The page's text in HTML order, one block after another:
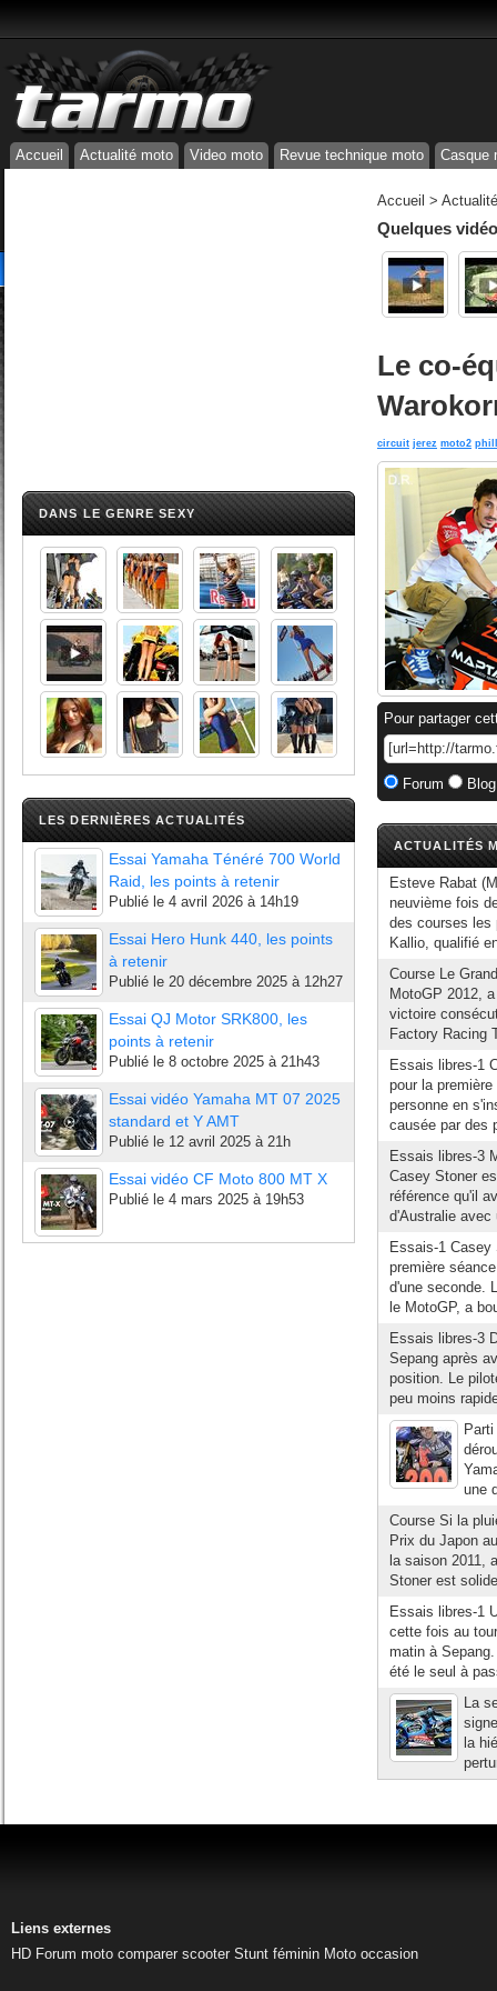
Accueil Actualité moto Video moto Revue technique moto Casque
DANS LE GENRE SEXY
LES DERNIÈRES ACTUALITÉS
Essai Yamaha Ténéré 700 World
Raid, les points à retenir
Publié le 4 avril 2026 à 14h19
Essai Hero Hunk 440, les points
à retenir
Publié le 20 décembre 2025 à 12h27
Essai QJ Motor SRK800, les
points à retenir
Publié le 8 octobre 2025 à 21h43
Essai vidéo Yamaha MT 07 2025
standard et Y AMT
Publié le 12 avril 2025 à 21h
Essai vidéo CF Moto 800 MT X
Publié le 4 mars 2025 à 19h53
Accueil >
Quelques
Le co-
circuit jerez moto2
Pour partager
Forum
ACTUALITÉS
Esteve Rabat
neuvième fois
des courses les
Kallio, qualifié
Course Le
MotoGP 2012,
victoire
Factory Racing
Essais libres-1
pour la
personne en
causée par des
Essais libres-3
Casey Stoner
référence qu'il
d'Australie avec
Essais-1 Casey
première
d'une seconde.
le MotoGP, a
Essais libres-3
Sepang après
position. Le
peu moins
une
Course Si la
Prix du Japon
la saison 2011,
Stoner est
Essais libres-1
cette fois au
matin à
été le seul à
La
la
Liens externes
HD Forum moto comparer scooter Stunt féminin Moto occasion